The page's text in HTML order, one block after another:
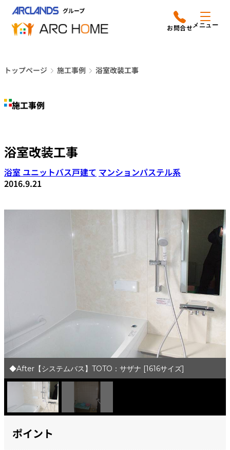
ッ
アークホームについて
施工事例
店舗案内
会社情報
サイトマップ
メニュー
営業時間は
平日9時から18時までと
電話をかける
トップページ 施工事例 浴室改装工事
施工事例
浴室改装工事
浴室 ユニットバス戸建て マンションパステル系
2016.9.21
◆After【システムバス】TOTO：サザナ [1616サイズ]
ポイント